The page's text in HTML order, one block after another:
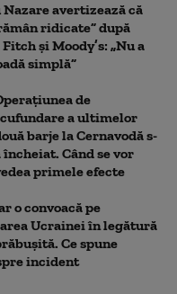
avertizează că
ridicate” după
și Moody’s: „Nu a
simplă”
de
a ultimelor
barje la Cernavodă s-
încheiat. Când se vor
primele efecte
o convoacă pe
Ucrainei în legătură
Ce spune
incident